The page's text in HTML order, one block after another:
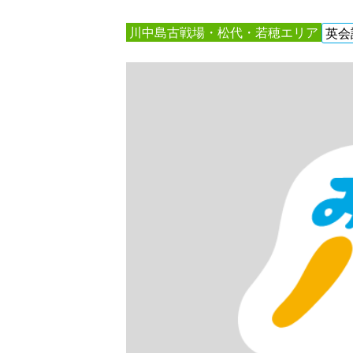
川中島古戦場・松代・若穂エリア 英